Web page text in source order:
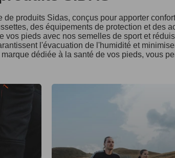
de produits Sidas, conçus pour apporter
des équipements de protection et des
vos pieds avec nos semelles de sport et
l'évacuation de l'humidité et
dédiée à la santé de vos pieds, vous